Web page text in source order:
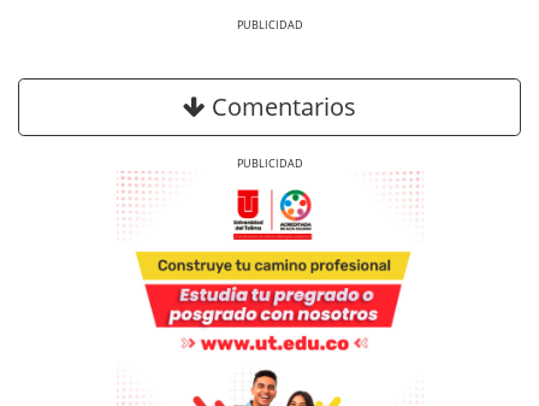
Comentarios